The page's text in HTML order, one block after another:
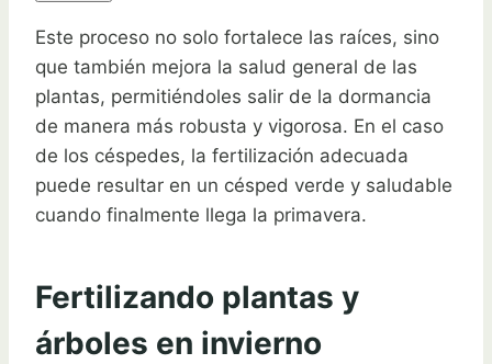
Este proceso no solo fortalece las raíces, sino
que también mejora la salud general de las
plantas, permitiéndoles salir de la dormancia
de manera más robusta y vigorosa. En el caso
de los céspedes, la fertilización adecuada
puede resultar en un césped verde y saludable
cuando finalmente llega la primavera.
Fertilizando plantas y
árboles en invierno